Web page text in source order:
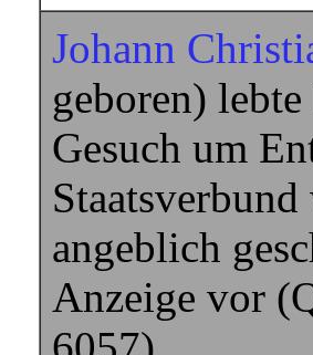
Johann
geboren)
Gesuch um
angeblich
Anzeige vor